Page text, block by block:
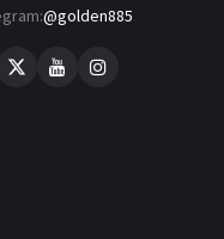
@golden885